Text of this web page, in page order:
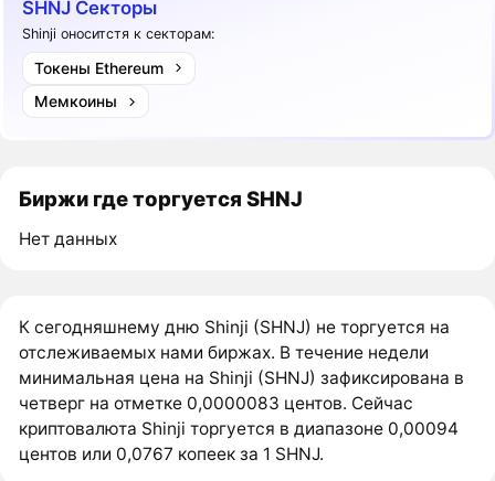
SHNJ Секторы
Shinji оноситстя к секторам:
Токены Ethereum
Мемкоины
Биржи где торгуется SHNJ
Нет данных
К сегодняшнему дню Shinji (SHNJ) не торгуется на
отслеживаемых нами биржах. В течение недели
минимальная цена на Shinji (SHNJ) зафиксирована в
четверг на отметке 0,0000083 центов. Сейчас
криптовалюта Shinji торгуется в диапазоне 0,00094
центов или 0,0767 копеек за 1 SHNJ.